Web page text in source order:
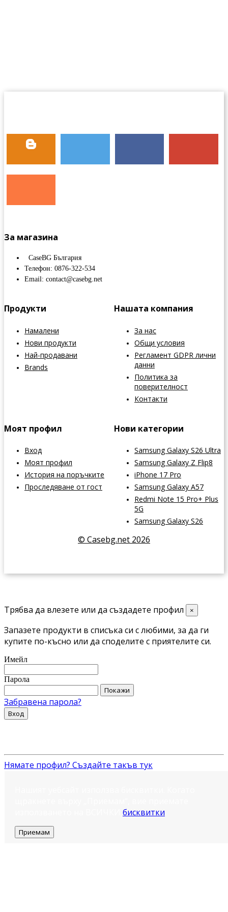
За магазина
CaseBG България
Телефон: 0876-322-534
Email: contact@casebg.net
Продукти
Намалени
Нови продукти
Най-продавани
Brands
Нашата компания
За нас
Общи условия
Регламент GDPR лични
данни
Политика за
поверителност
Контакти
Моят профил
Вход
Моят профил
История на поръчките
Проследяване от гост
Нови категории
Samsung Galaxy S26 Ultra
Samsung Galaxy Z Flip8
iPhone 17 Pro
Samsung Galaxy A57
Redmi Note 15 Pro+ Plus
5G
Samsung Galaxy S26
© Casebg.net 2026
Трябва да влезете или да създадете профил ×
Запазете продукти в списъка си с любими, за да ги
купите по-късно или да споделите с приятелите си.
Имейл
Парола
Покажи
Забравена парола?
Вход
Нямате профил? Създайте такъв тук
бисквитки
Приемам